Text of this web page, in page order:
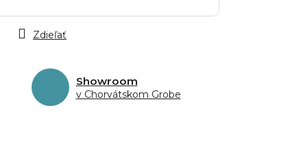
Showroom
v Chorvátskom Grobe
Zdieľať